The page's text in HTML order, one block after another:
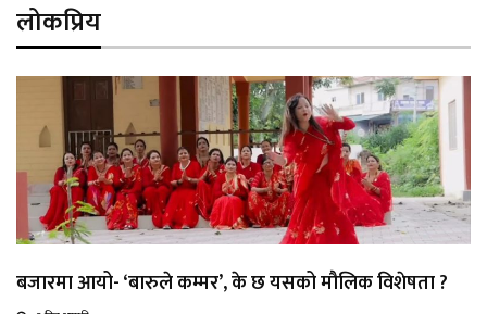
लोकप्रिय
बजारमा आयो- ‘बारुले कम्मर’, के छ यसको मौलिक विशेषता ?